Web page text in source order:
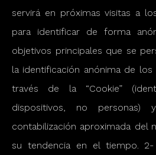
servirá en próximas visitas a
para identificar de forma
objetivos principales que se
la identificación anónima de los
través de la “Cookie”
dispositivos, no
contabilización aproximada del
su tendencia en el tiempo.